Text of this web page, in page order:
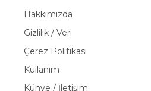
Hakkımızda
Gizlilik / Veri
Çerez Politikası
Kullanım
Künye / İletişim